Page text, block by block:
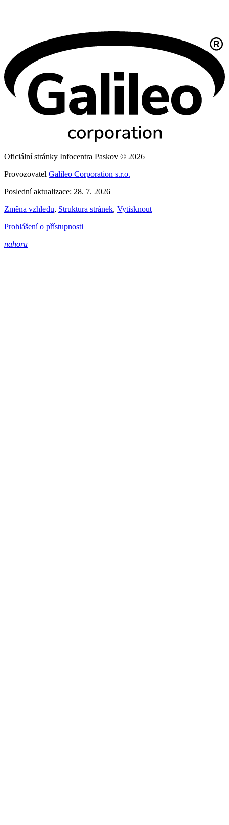
Oficiální stránky Infocentra Paskov © 2026
Provozovatel Galileo Corporation s.r.o.
Poslední aktualizace: 28. 7. 2026
Změna vzhledu, Struktura stránek, Vytisknout
Prohlášení o přístupnosti
nahoru